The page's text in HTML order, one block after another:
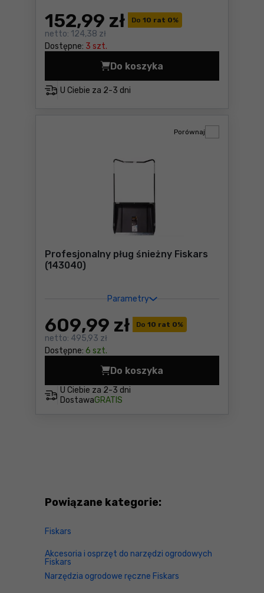
Do 10 rat 0%
152,99 zł
netto: 124,38 zł
Dostępne: 3 szt.
U Ciebie za 2-3 dni
Do koszyka
Łopata samochodowa
Profesjonalny pług śnieżny Fiskars
(143040)
Parametry
Do 10 rat 0%
609,99 zł
netto: 495,93 zł
Dostępne: 6 szt.
Porównaj
U Ciebie za 2-3 dni
DostawaGRATIS
Do koszyka
Profesjonalny pług
Powiązane kategorie:
Fiskars
Akcesoria i osprzęt do narzędzi ogrodowych
Fiskars
Narzędzia ogrodowe ręczne Fiskars